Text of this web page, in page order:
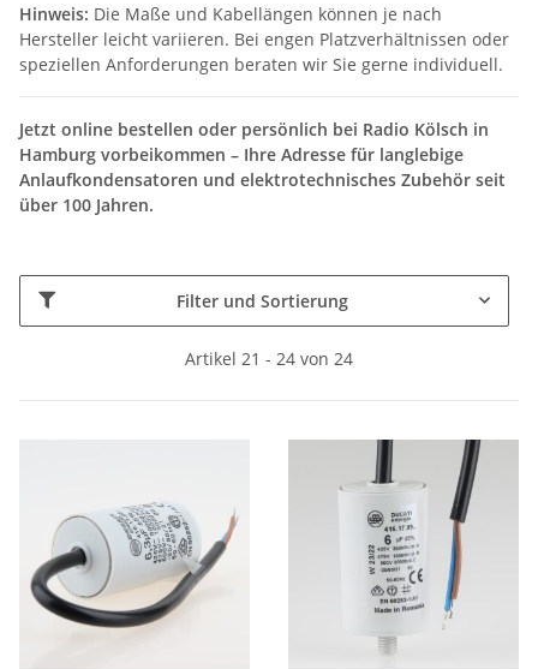
Hinweis: Die Maße und Kabellängen können je nach
Hersteller leicht variieren. Bei engen Platzverhältnissen oder
speziellen Anforderungen beraten wir Sie gerne individuell.
Jetzt online bestellen oder persönlich bei Radio Kölsch in
Hamburg vorbeikommen – Ihre Adresse für langlebige
Anlaufkondensatoren und elektrotechnisches Zubehör seit
über 100 Jahren.
Filter und Sortierung
Artikel 21 - 24 von 24